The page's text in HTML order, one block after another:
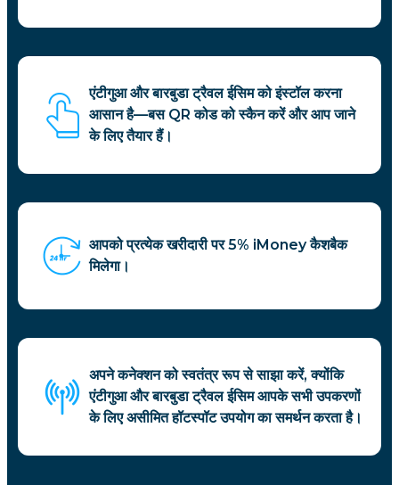
एंटीगुआ और बारबुडा ट्रैवल ईसिम को इंस्टॉल करना
आसान है—बस QR कोड को स्कैन करें और आप जाने
के लिए तैयार हैं।
आपको प्रत्येक खरीदारी पर 5% iMoney कैशबैक
मिलेगा।
अपने कनेक्शन को स्वतंत्र रूप से साझा करें, क्योंकि
एंटीगुआ और बारबुडा ट्रैवल ईसिम आपके सभी उपकरणों
के लिए असीमित हॉटस्पॉट उपयोग का समर्थन करता है।